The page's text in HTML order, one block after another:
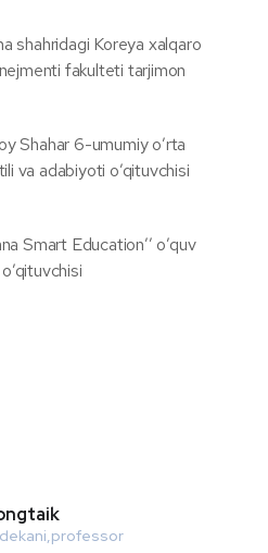
shahridagi Koreya xalqaro
fakulteti tarjimon
Shahar 6-umumiy o’rta
va adabiyoti o’qituvchisi
Smart Education’’ o’quv